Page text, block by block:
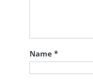
Name*